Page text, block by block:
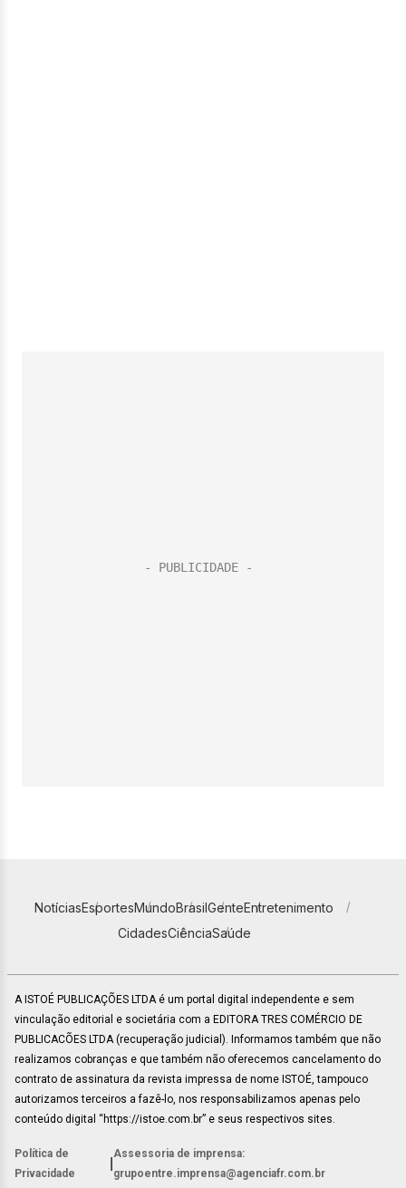
NotíciasEsportesMundoBrasilGenteEntretenimento
CidadesCiênciaSaúde
A ISTOÉ PUBLICAÇÕES LTDA é um portal digital independente e sem
vinculação editorial e societária com a EDITORA TRES COMÉRCIO DE
PUBLICACÕES LTDA (recuperação judicial). Informamos também que não
realizamos cobranças e que também não oferecemos cancelamento do
contrato de assinatura da revista impressa de nome ISTOÉ, tampouco
autorizamos terceiros a fazê-lo, nos responsabilizamos apenas pelo
conteúdo digital “https://istoe.com.br” e seus respectivos sites.
Política de
Privacidade
Assessoria de imprensa:
grupoentre.imprensa@agenciafr.com.br